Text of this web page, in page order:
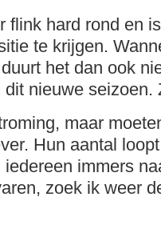
flink hard rond en
te krijgen.
het dan ook
nieuwe seizoen.
maar
Hun aantal
immers
zoek ik weer